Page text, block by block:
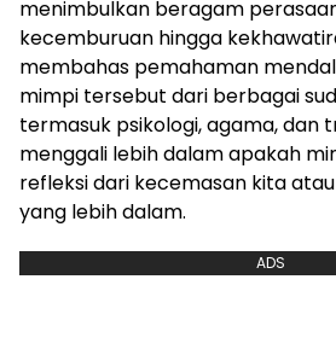
menimbulkan beragam
kecemburuan hingga
membahas pemahaman
mimpi tersebut dari berbagai
termasuk psikologi, agama, dan
menggali lebih dalam apakah
refleksi dari kecemasan kita
yang lebih dalam.
ADS